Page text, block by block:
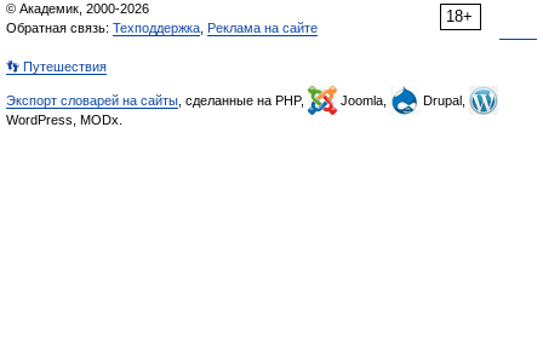
18+
© Академик, 2000-2026
Обратная связь: Техподдержка Реклама на сайте
👣 Путешествия
Экспорт словарей на сайты , сделанные на PHP, Joomla,
Drupal,
WordPress, MODx.